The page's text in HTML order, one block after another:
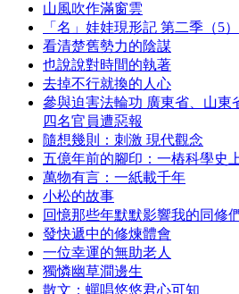
山風吹作滿窗雲
「名」娃娃現形記 第二季（5）
看清楚舊勢力的陰謀
也說說對時間的執著
去掉不行就換的人心
參與迫害法輪功 廣東省、山東
四名官員遭惡報
隨想幾則：刺激 現代觀念
五億年前的腳印：一樁科學史
萬物有言：一紙載千年
小松的故事
回憶那些年默默影響我的同修
發快遞中的修煉體會
一位幸運的無助老人
獨憐幽草澗邊生
散文：蟬唱悠悠君心可知